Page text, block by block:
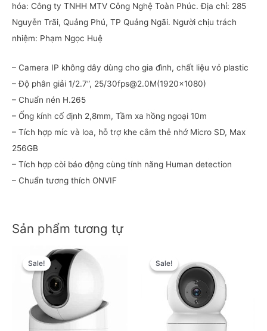
hóa: Công ty TNHH MTV Công Nghệ Toàn Phúc. Địa chỉ: 285
Nguyễn Trãi, Quảng Phú, TP Quảng Ngãi. Người chịu trách
nhiệm: Phạm Ngọc Huệ
– Camera IP không dây dùng cho gia đình, chất liệu vỏ plastic
– Độ phân giải 1/2.7”, 25/30fps@2.0M(1920×1080)
– Chuẩn nén H.265
– Ống kính cố định 2,8mm, Tầm xa hồng ngoại 10m
– Tích hợp míc và loa, hỗ trợ khe cắm thẻ nhớ Micro SD, Max
256GB
– Tích hợp còi báo động cùng tính năng Human detection
– Chuẩn tương thích ONVIF
Sản phẩm tương tự
Sale!
Sale!
Original
Current
Sale!
Sale!
price
was:
950,000₫.
price
is:
750,000₫.